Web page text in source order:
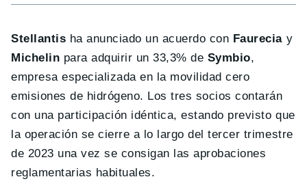
Stellantis ha anunciado un acuerdo con Faurecia y
Michelin para adquirir un 33,3% de Symbio,
empresa especializada en la movilidad cero
emisiones de hidrógeno. Los tres socios contarán
con una participación idéntica, estando previsto que
la operación se cierre a lo largo del tercer trimestre
de 2023 una vez se consigan las aprobaciones
reglamentarias habituales.